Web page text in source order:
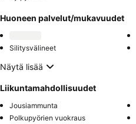
Huoneen palvelut/mukavuudet
Silitysvälineet
Näytä lisää
Liikuntamahdollisuudet
Jousiammunta
Polkupyörien vuokraus